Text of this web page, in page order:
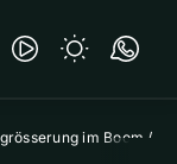
im Boom /